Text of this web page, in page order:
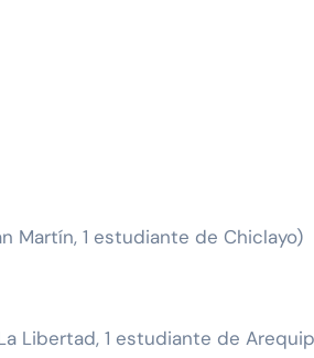
Martín, 1 estudiante de Chiclayo)
Libertad, 1 estudiante de